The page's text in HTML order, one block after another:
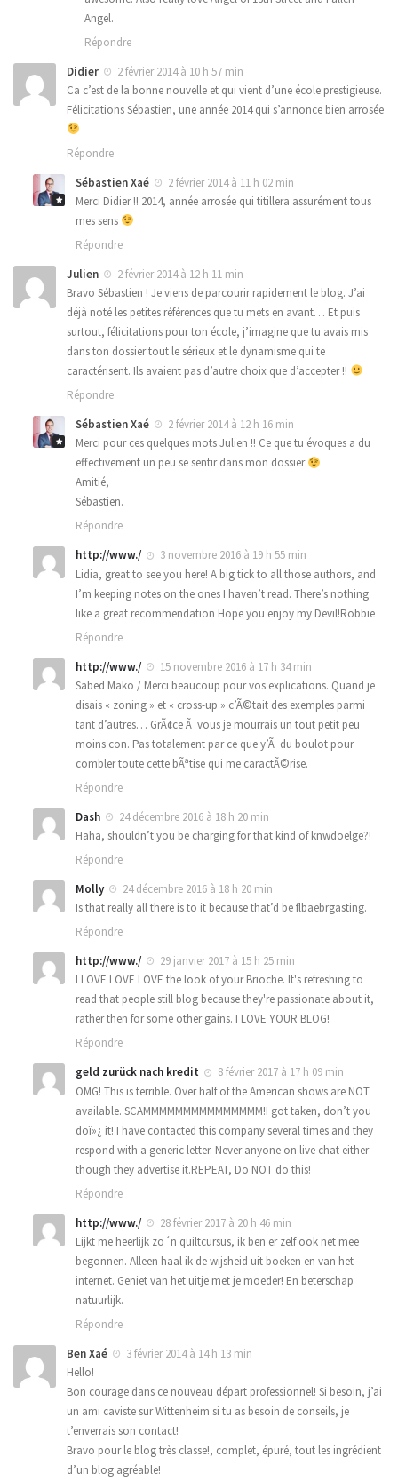
Angel.
Répondre
Didier
2 février 2014 à 10 h 57 min
Ca c’est de la bonne nouvelle et qui vient d’une école prestigieuse.
Félicitations Sébastien, une année 2014 qui s’annonce bien arrosée
Répondre
Sébastien Xaé
2 février 2014 à 11 h 02 min
Merci Didier !! 2014, année arrosée qui titillera assurément tous
mes sens
Répondre
Julien
2 février 2014 à 12 h 11 min
Bravo Sébastien ! Je viens de parcourir rapidement le blog. J’ai
déjà noté les petites références que tu mets en avant… Et puis
surtout, félicitations pour ton école, j’imagine que tu avais mis
dans ton dossier tout le sérieux et le dynamisme qui te
caractérisent. Ils avaient pas d’autre choix que d’accepter !!
Répondre
Sébastien Xaé
2 février 2014 à 12 h 16 min
Merci pour ces quelques mots Julien !! Ce que tu évoques a du
effectivement un peu se sentir dans mon dossier
Amitié,
Sébastien.
Répondre
http://www./
3 novembre 2016 à 19 h 55 min
Lidia, great to see you here! A big tick to all those authors, and
I’m keeping notes on the ones I haven’t read. There’s nothing
like a great recommendation Hope you enjoy my Devil!Robbie
Répondre
http://www./
15 novembre 2016 à 17 h 34 min
Sabed Mako / Merci beaucoup pour vos explications. Quand je
disais « zoning » et « cross-up » c’Ã©tait des exemples parmi
tant d’autres… GrÃ¢ce Ã vous je mourrais un tout petit peu
moins con. Pas totalement par ce que y’Ã du boulot pour
combler toute cette bÃªtise qui me caractÃ©rise.
Répondre
Dash
24 décembre 2016 à 18 h 20 min
Haha, shouldn’t you be charging for that kind of knwdoelge?!
Répondre
Molly
24 décembre 2016 à 18 h 20 min
Is that really all there is to it because that’d be flbaebrgasting.
Répondre
http://www./
29 janvier 2017 à 15 h 25 min
I LOVE LOVE LOVE the look of your Brioche. It's refreshing to
read that people still blog because they're passionate about it,
rather then for some other gains. I LOVE YOUR BLOG!
Répondre
geld zurück nach kredit
8 février 2017 à 17 h 09 min
OMG! This is terrible. Over half of the American shows are NOT
available. SCAMMMMMMMMMMMMMMM!I got taken, don’t you
doï»¿ it! I have contacted this company several times and they
respond with a generic letter. Never anyone on live chat either
though they advertise it.REPEAT, Do NOT do this!
Répondre
http://www./
28 février 2017 à 20 h 46 min
Lijkt me heerlijk zo´n quiltcursus, ik ben er zelf ook net mee
begonnen. Alleen haal ik de wijsheid uit boeken en van het
internet. Geniet van het uitje met je moeder! En beterschap
natuurlijk.
Répondre
Ben Xaé
3 février 2014 à 14 h 13 min
Hello!
Bon courage dans ce nouveau départ professionnel! Si besoin, j’ai
un ami caviste sur Wittenheim si tu as besoin de conseils, je
t’enverrais son contact!
Bravo pour le blog très classe!, complet, épuré, tout les ingrédient
d’un blog agréable!